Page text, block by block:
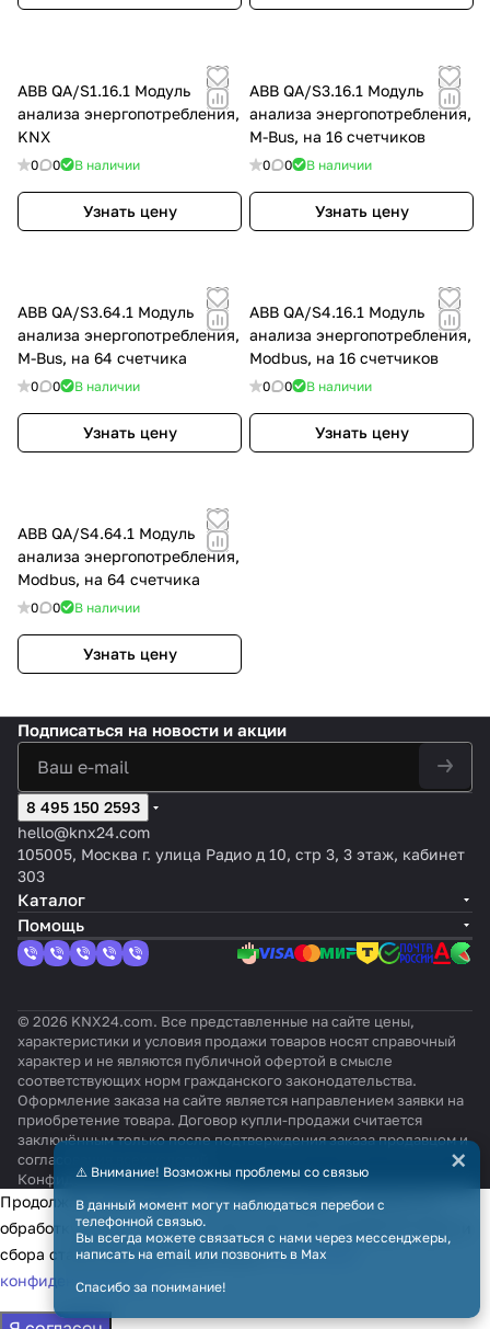
ABB QA/S1.16.1 Модуль
анализа энергопотребления,
KNX
0 0 В наличии
Узнать цену
ABB QA/S3.16.1 Модуль
анализа энергопотребления,
M-Bus, на 16 счетчиков
0 0 В наличии
Узнать цену
ABB QA/S3.64.1 Модуль
анализа энергопотребления,
M-Bus, на 64 счетчика
0 0 В наличии
Узнать цену
ABB QA/S4.16.1 Модуль
анализа энергопотребления,
Modbus, на 16 счетчиков
0 0 В наличии
Узнать цену
ABB QA/S4.64.1 Модуль
анализа энергопотребления,
Modbus, на 64 счетчика
0 0 В наличии
Узнать цену
Подписаться на новости и акции
8 495 150 2593
hello@knx24.com
105005, Москва г. улица Радио д 10, стр 3, 3 этаж, кабинет
303
Каталог
Помощь
© 2026 KNX24.com. Все представленные на сайте цены,
характеристики и условия продажи товаров носят справочный
характер и не являются публичной офертой в смысле
соответствующих норм гражданского законодательства.
Оформление заказа на сайте является направлением заявки на
приобретение товара. Договор купли-продажи считается
заключённым только после подтверждения заказа продавцом и
согласования всех условий.
КонфиденциальностьОферта
⚠️ Внимание! Возможны проблемы со связью
В данный момент могут наблюдаться перебои с
телефонной связью.
Вы всегда можете связаться с нами через мессенджеры,
написать на email или позвонить в Max
Спасибо за понимание!
×
Продолжая использовать наш сайт, вы даёте согласие на
обработку файлов cookie в целях функционирования сайта и
сбора статистики в соответствии сполитикой
конфиденциальности